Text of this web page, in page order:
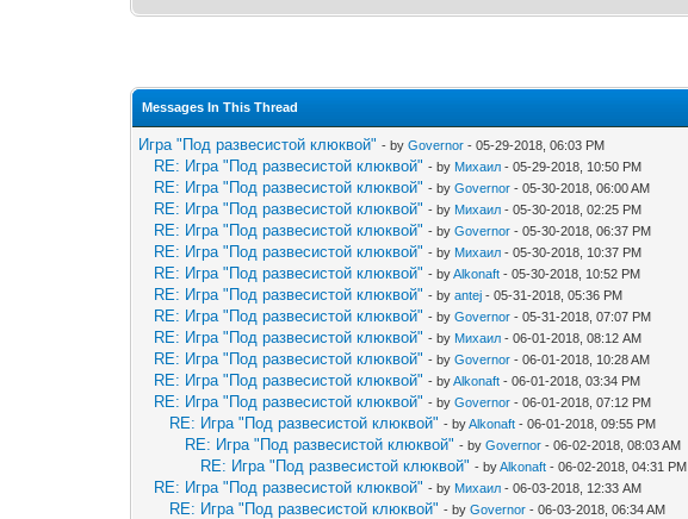
Messages In This Thread
Игра "Под развесистой клюквой" - byGovernor - 05-29-2018, 06:03 PM
RE: Игра "Под развесистой клюквой" - by Михаил - 05-29-2018, 10:50 PM
RE: Игра "Под развесистой клюквой" - byGovernor - 05-30-2018, 06:00 AM
RE: Игра "Под развесистой клюквой" - by Михаил - 05-30-2018, 02:25 PM
RE: Игра "Под развесистой клюквой" - byGovernor - 05-30-2018, 06:37 PM
RE: Игра "Под развесистой клюквой" - by Михаил - 05-30-2018, 10:37 PM
RE: Игра "Под развесистой клюквой" - byAlkonaft - 05-30-2018, 10:52 PM
RE: Игра "Под развесистой клюквой" - byantej - 05-31-2018, 05:36 PM
RE: Игра "Под развесистой клюквой" - byGovernor - 05-31-2018, 07:07 PM
RE: Игра "Под развесистой клюквой" - by Михаил - 06-01-2018, 08:12 AM
RE: Игра "Под развесистой клюквой" - byGovernor - 06-01-2018, 10:28 AM
RE: Игра "Под развесистой клюквой" - byAlkonaft - 06-01-2018, 03:34 PM
RE: Игра "Под развесистой клюквой" - byGovernor - 06-01-2018, 07:12 PM
RE: Игра "Под развесистой клюквой" - byAlkonaft - 06-01-2018, 09:55 PM
RE: Игра "Под развесистой клюквой" - byGovernor - 06-02-2018, 08:03 AM
RE: Игра "Под развесистой клюквой" - byAlkonaft - 06-02-2018, 04:31 PM
RE: Игра "Под развесистой клюквой" - by Михаил - 06-03-2018, 12:33 AM
RE: Игра "Под развесистой клюквой" - byGovernor - 06-03-2018, 06:34 AM